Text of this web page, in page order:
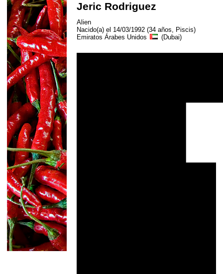
Jeric Rodriguez
Alien
Nacido(a) el 14/03/1992 (34 años, Piscis)
Emiratos Árabes Unidos
(Dubai)